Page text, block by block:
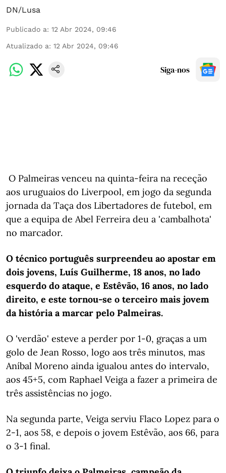
DN/Lusa
Publicado a: 12 Abr 2024, 09:46
Atualizado a: 12 Abr 2024, 09:46
Siga-nos
O Palmeiras venceu na quinta-feira na receção
aos uruguaios do Liverpool, em jogo da segunda
jornada da Taça dos Libertadores de futebol, em
que a equipa de Abel Ferreira deu a 'cambalhota'
no marcador.
O técnico português surpreendeu ao apostar em
dois jovens, Luís Guilherme, 18 anos, no lado
esquerdo do ataque, e Estêvão, 16 anos, no lado
direito, e este tornou-se o terceiro mais jovem
da história a marcar pelo Palmeiras.
O 'verdão' esteve a perder por 1-0, graças a um
golo de Jean Rosso, logo aos três minutos, mas
Aníbal Moreno ainda igualou antes do intervalo,
aos 45+5, com Raphael Veiga a fazer a primeira de
três assistências no jogo.
Na segunda parte, Veiga serviu Flaco Lopez para o
2-1, aos 58, e depois o jovem Estêvão, aos 66, para
o 3-1 final.